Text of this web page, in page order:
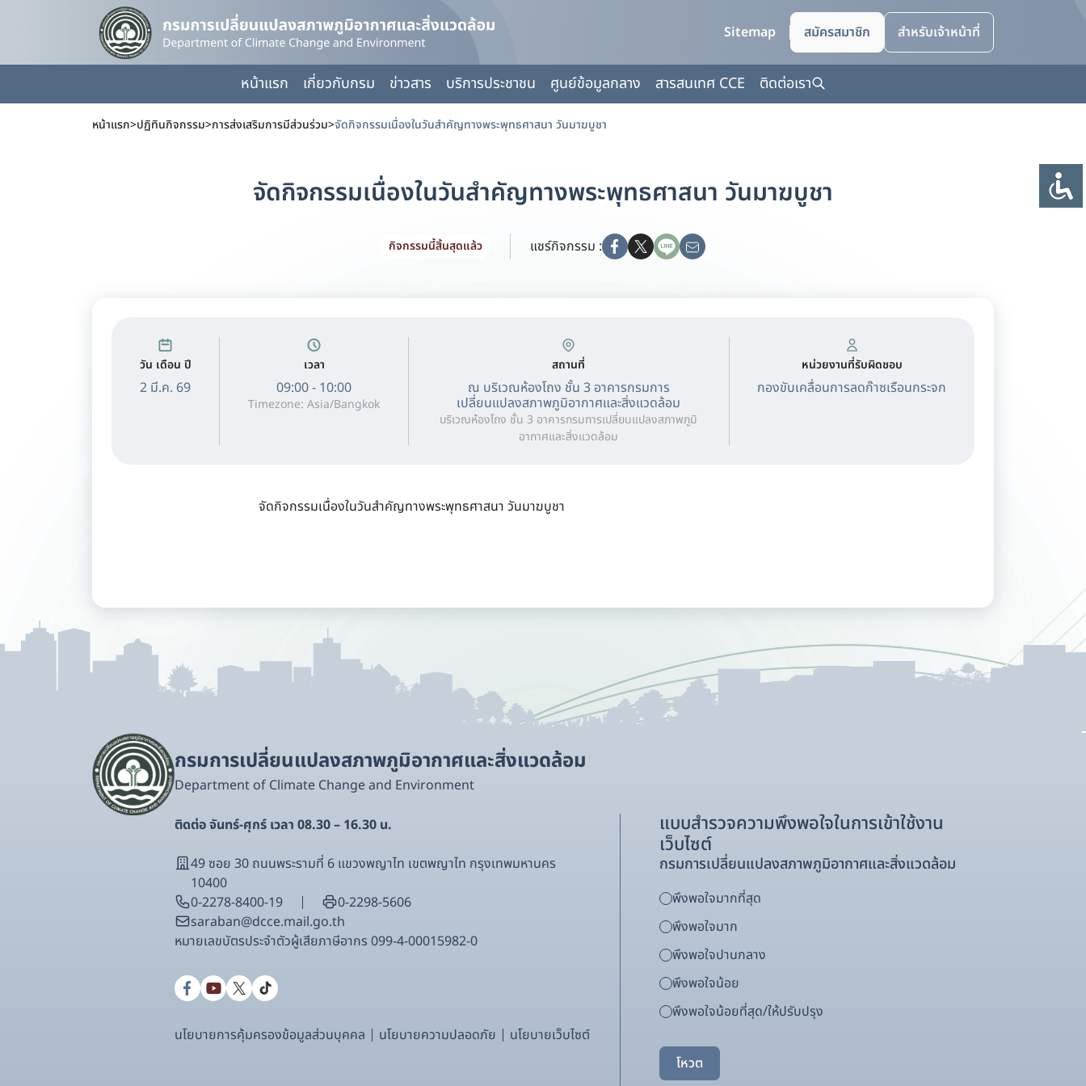
Sitemap สมัครสมาชิก สำหรับเจ้าหน้าที่
หน้าแรก เกี่ยวกับกรม ข่าวสาร บริการประชาชน ศูนย์ข้อมูลกลาง สารสนเทศ CCE ติดต่อเรา
หน้าแรก>ปฏิทินกิจกรรม>การส่งเสริมการมีส่วนร่วม>จัดกิจกรรมเนื่องในวันสำคัญทางพระพุทธศาสนา วันมาฆบูชา
จัดกิจกรรมเนื่องในวันสำคัญทางพระพุทธศาสนา วันมาฆบูชา
กิจกรรมนี้สิ้นสุดแล้ว แชร์กิจกรรม :
วัน เดือน ปี
2 มี.ค. 69
เวลา
09:00 - 10:00
Timezone: Asia/Bangkok
สถานที่
ณ บริเวณห้องโถง ชั้น 3 อาคารกรมการ
เปลี่ยนแปลงสภาพภูมิอากาศและสิ่งแวดล้อม
บริเวณห้องโถง ชั้น 3 อาคารกรมการเปลี่ยนแปลงสภาพภูมิ
อากาศและสิ่งแวดล้อม
หน่วยงานที่รับผิดชอบ
กองขับเคลื่อนการลดก๊าซเรือนกระจก
จัดกิจกรรมเนื่องในวันสำคัญทางพระพุทธศาสนา วันมาฆบูชา
กรมการเปลี่ยนแปลงสภาพภูมิอากาศและสิ่งแวดล้อม
Department of Climate Change and Environment
ติดต่อ จันทร์-ศุกร์ เวลา 08.30 – 16.30 น.
49 ซอย 30 ถนนพระรามที่ 6 แขวงพญาไท เขตพญาไท กรุงเทพมหานคร
10400
0-2278-8400-19
0-2298-5606
saraban@dcce.mail.go.th
หมายเลขบัตรประจําตัวผู้เสียภาษีอากร 099-4-00015982-0
นโยบายการคุ้มครองข้อมูลส่วนบุคคล นโยบายความปลอดภัย นโยบายเว็บไซต์
แบบสำรวจความพึงพอใจในการเข้าใช้งาน
เว็บไซต์
กรมการเปลี่ยนแปลงสภาพภูมิอากาศและสิ่งแวดล้อม
พึงพอใจมากที่สุด
พึงพอใจมาก
พึงพอใจปานกลาง
พึงพอใจน้อย
พึงพอใจน้อยที่สุด/ให้ปรับปรุง
โหวต